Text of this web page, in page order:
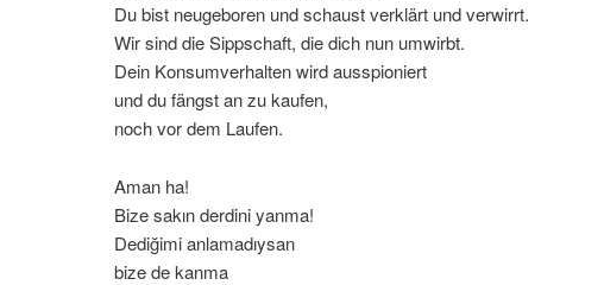
Du bist neugeboren und schaust verklärt und verwirrt.
Wir sind die Sippschaft, die dich nun umwirbt.
Dein Konsumverhalten wird ausspioniert
und du fängst an zu kaufen,
noch vor dem Laufen.
Aman ha!
Bize sakın derdini yanma!
Dediğimi anlamadıysan
bize de kanma